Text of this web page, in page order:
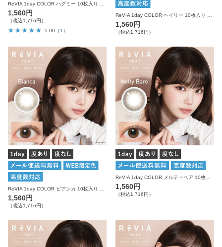
ReVIA 1day COLOR ハグミー 10枚入り レヴィア カラコン
1,560円
（税込1,716円）
5.00 （1）
ReVIA 1day COLOR ヘイリー 10枚入り レヴィア カラコン
1,560円
（税込1,716円）
1,560円
（税込1,716円）
1,560円
（税込1,716円）